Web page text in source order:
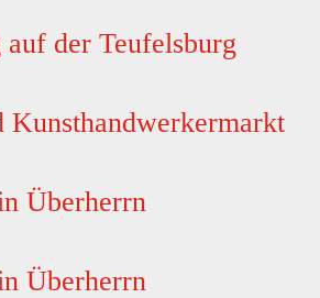
der Teufelsburg
Kunsthandwerkermarkt
Überherrn
Überherrn